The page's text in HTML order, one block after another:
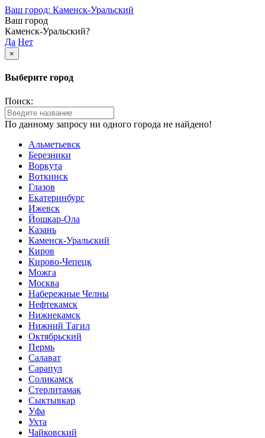
Ваш город: Каменск-Уральский
Ваш город
Каменск-Уральский?
Да Нет
×
Выберите город
Поиск:
По данному запросу ни одного города не найдено!
Альметьевск
Березники
Воркута
Воткинск
Глазов
Екатеринбург
Ижевск
Йошкар-Ола
Казань
Каменск-Уральский
Киров
Кирово-Чепецк
Можга
Москва
Набережные Челны
Нефтекамск
Нижнекамск
Нижний Тагил
Октябрьский
Пермь
Салават
Сарапул
Соликамск
Стерлитамак
Сыктывкар
Уфа
Ухта
Чайковский